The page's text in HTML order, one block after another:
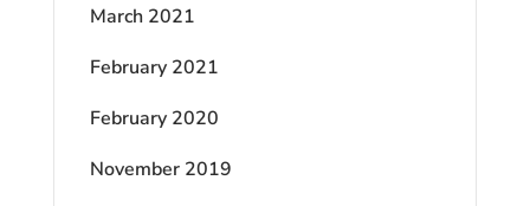
March 2021
February 2021
February 2020
November 2019